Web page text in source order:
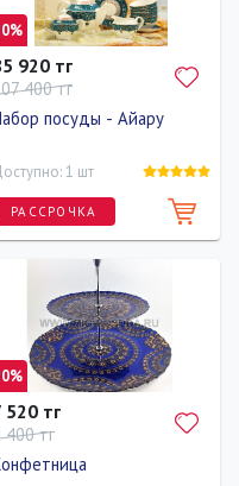
920 тг
400 тг
посуды - Айару
1 шт
РАССРОЧКА
520 тг
400 тг